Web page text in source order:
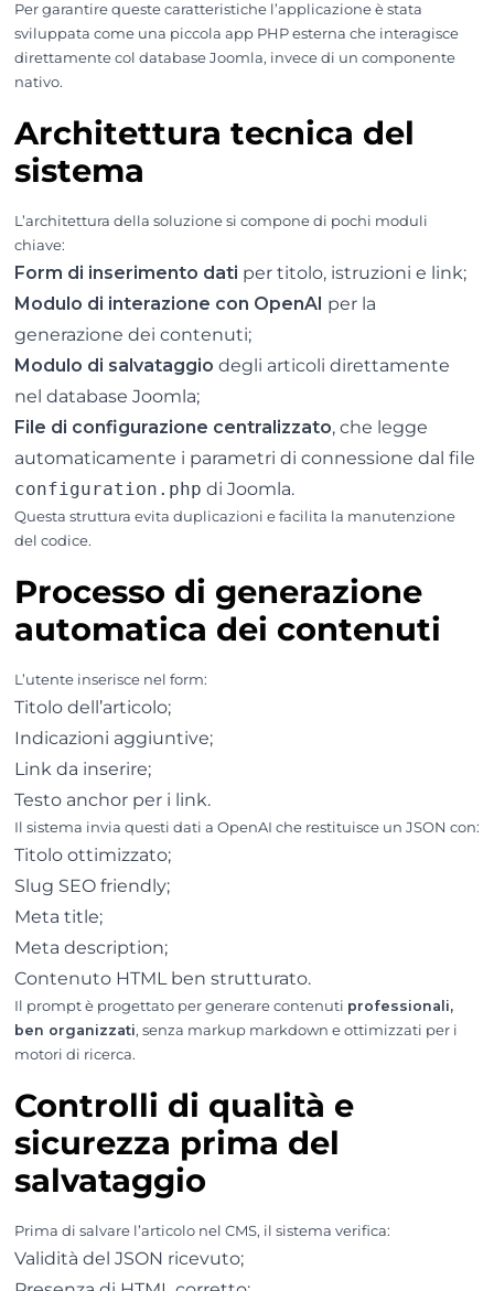
Per garantire queste caratteristiche l’applicazione è stata
sviluppata come una piccola app PHP esterna che interagisce
direttamente col database Joomla, invece di un componente
nativo.
Architettura tecnica del
sistema
L’architettura della soluzione si compone di pochi moduli
chiave:
Form di inserimento dati per titolo, istruzioni e link;
Modulo di interazione con OpenAI per la
generazione dei contenuti;
Modulo di salvataggio degli articoli direttamente
nel database Joomla;
File di configurazione centralizzato, che legge
automaticamente i parametri di connessione dal file
configuration.php di Joomla.
Questa struttura evita duplicazioni e facilita la manutenzione
del codice.
Processo di generazione
automatica dei contenuti
L’utente inserisce nel form:
Titolo dell’articolo;
Indicazioni aggiuntive;
Link da inserire;
Testo anchor per i link.
Il sistema invia questi dati a OpenAI che restituisce un JSON con:
Titolo ottimizzato;
Slug SEO friendly;
Meta title;
Meta description;
Contenuto HTML ben strutturato.
Il prompt è progettato per generare contenuti professionali,
ben organizzati, senza markup markdown e ottimizzati per i
motori di ricerca.
Controlli di qualità e
sicurezza prima del
salvataggio
Prima di salvare l’articolo nel CMS, il sistema verifica:
Validità del JSON ricevuto;